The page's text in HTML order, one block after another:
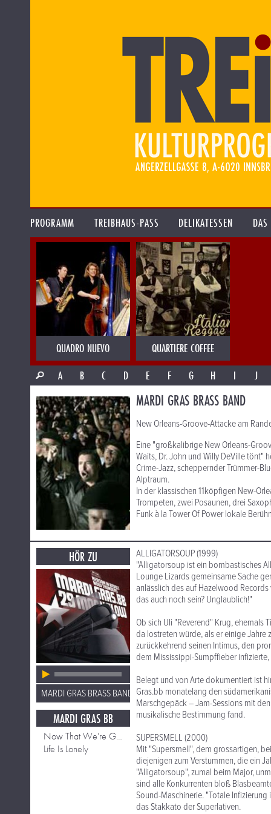
PROGRAMM TREIBHAUS-PASS DELIKATESSEN
QUADRO NUEVO
QUARTIERE COFFEE
A
B C D E F G H I J
MARDI GRAS BRASS BAND
New Orleans-Groove-Attacke am
Eine "großkalibrige New Orleans-
Waits, Dr. John und Willy DeVille tönt"
Crime-Jazz, scheppernder Trümmer-
Alptraum.
In der klassischen 11köpfigen New-
Trompeten, zwei Posaunen, drei
Funk à la Tower Of Power lokale
HÖR ZU
MARDI GRAS BRASS BAND
MARDI GRAS BB
Now That We're Gone
Life Is Lonely
ALLIGATORSOUP (1999)
"Alligatorsoup ist ein bombastisches
Lounge Lizards gemeinsame Sache
anlässlich des auf Hazelwood
das auch noch sein? Unglaublich!"
Ob sich Uli "Reverend" Krug, ehemals
da lostreten würde, als er einige
zurückkehrend seinen Intimus, den
dem Mississippi-Sumpffieber
Belegt und von Arte dokumentiert ist
Gras.bb monatelang den
Marschgepäck – Jam-Sessions mit
musikalische Bestimmung fand.
SUPERSMELL (2000)
Mit "Supersmell", dem grossartigen,
diejenigen zum Verstummen, die ein
"Alligatorsoup", zumal beim Major,
sind alle Konkurrenten bloß
Sound-Maschinerie. "Totale
das Stakkato der Superlativen.